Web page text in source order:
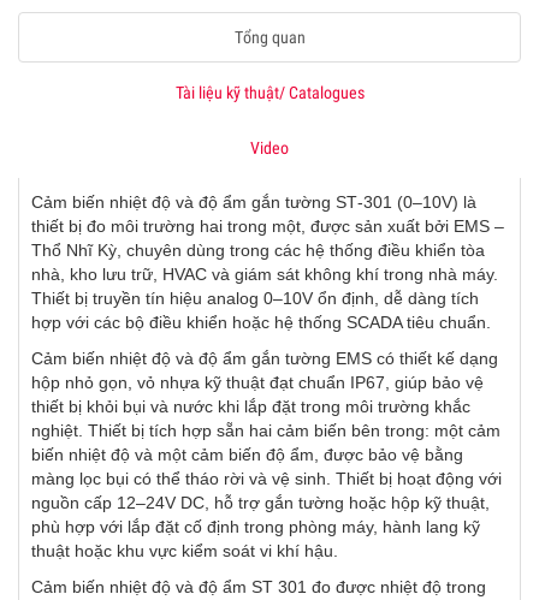
Tổng quan
Tài liệu kỹ thuật/ Catalogues
Video
Cảm biến nhiệt độ và độ ẩm gắn tường ST‑301 (0–10V) là
thiết bị đo môi trường hai trong một, được sản xuất bởi EMS –
Thổ Nhĩ Kỳ, chuyên dùng trong các hệ thống điều khiển tòa
nhà, kho lưu trữ, HVAC và giám sát không khí trong nhà máy.
Thiết bị truyền tín hiệu analog 0–10V ổn định, dễ dàng tích
hợp với các bộ điều khiển hoặc hệ thống SCADA tiêu chuẩn.
Cảm biến nhiệt độ và độ ẩm gắn tường EMS có thiết kế dạng
hộp nhỏ gọn, vỏ nhựa kỹ thuật đạt chuẩn IP67, giúp bảo vệ
thiết bị khỏi bụi và nước khi lắp đặt trong môi trường khắc
nghiệt. Thiết bị tích hợp sẵn hai cảm biến bên trong: một cảm
biến nhiệt độ và một cảm biến độ ẩm, được bảo vệ bằng
màng lọc bụi có thể tháo rời và vệ sinh. Thiết bị hoạt động với
nguồn cấp 12–24V DC, hỗ trợ gắn tường hoặc hộp kỹ thuật,
phù hợp với lắp đặt cố định trong phòng máy, hành lang kỹ
thuật hoặc khu vực kiểm soát vi khí hậu.
Cảm biến nhiệt độ và độ ẩm ST 301 đo được nhiệt độ trong